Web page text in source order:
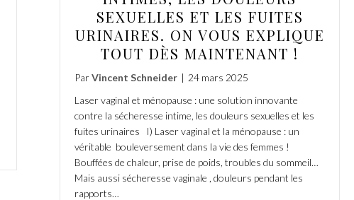
SEXUELLES ET LES FUITES
URINAIRES. ON VOUS EXPLIQUE
TOUT DÈS MAINTENANT !
ParVincent Schneider | 24 mars 2025
Laser vaginal et ménopause : une solution innovante
contre la sécheresse intime, les douleurs sexuelles et les
fuites urinaires I) Laser vaginal et la ménopause : un
véritable bouleversement dans la vie des femmes !
Bouffées de chaleur, prise de poids, troubles du sommeil…
Mais aussi sécheresse vaginale , douleurs pendant les
rapports…